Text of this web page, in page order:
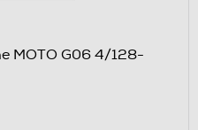
MOTO G06 4/128-